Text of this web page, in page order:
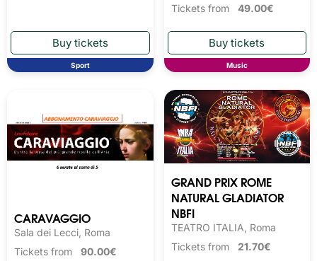
Sport
Tickets from 49.00€
Music
CARAVAGGIO
Sala dei Lecci, Roma
Tickets from 90.00€
GRAND PRIX ROME
NATURAL GLADIATOR
NBFI
TEATRO ITALIA, Roma
Tickets from 21.70€